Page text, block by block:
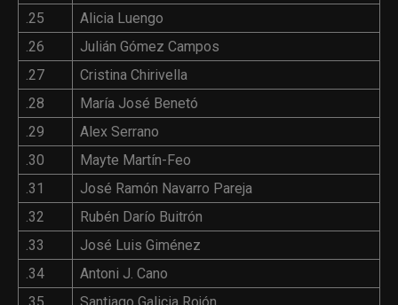
.25
Alicia Luengo
.26
Julián Gómez Campos
.27
Cristina Chirivella
.28
María José Benetó
.29
Alex Serrano
.30
Mayte Martín-Feo
.31
José Ramón Navarro Pareja
.32
Rubén Darío Buitrón
.33
José Luis Giménez
.34
Antoni J. Cano